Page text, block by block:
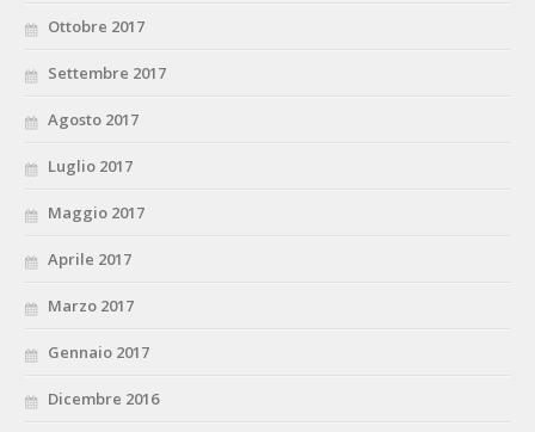
Ottobre 2017
Settembre 2017
Agosto 2017
Luglio 2017
Maggio 2017
Aprile 2017
Marzo 2017
Gennaio 2017
Dicembre 2016